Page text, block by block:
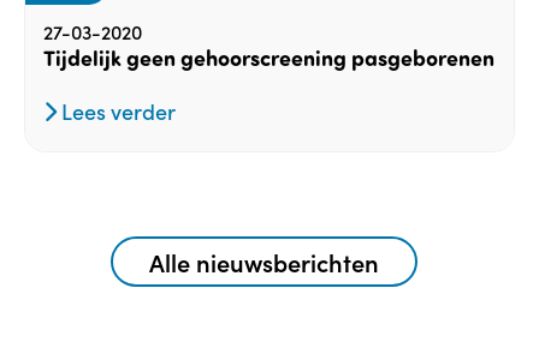
27-03-2020
Tijdelijk geen gehoorscreening pasgeborenen
Lees verder
Alle nieuwsberichten